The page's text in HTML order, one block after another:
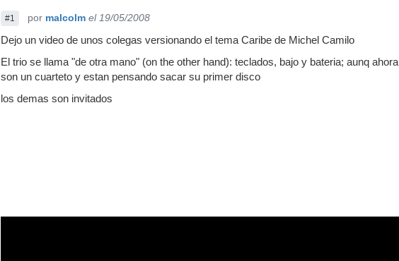
#1 por malcolm el 19/05/2008
Dejo un video de unos colegas versionando el tema Caribe de Michel Camilo
El trio se llama "de otra mano" (on the other hand): teclados, bajo y bateria; aunq ahora
son un cuarteto y estan pensando sacar su primer disco
los demas son invitados